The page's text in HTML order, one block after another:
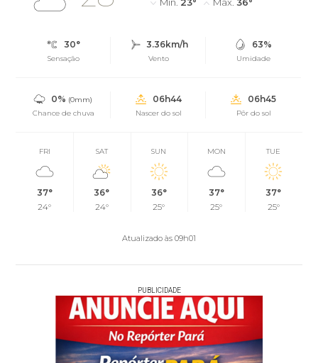
Mín. 23° Máx. 36°
30°
Sensação
3.36km/h
Vento
63%
Umidade
0% (0mm)
Chance de chuva
06h44
Nascer do sol
06h45
Pôr do sol
FRI
37°
24°
SAT
36°
24°
SUN
36°
25°
MON
37°
25°
TUE
37°
25°
Atualizado às 09h01
PUBLICIDADE